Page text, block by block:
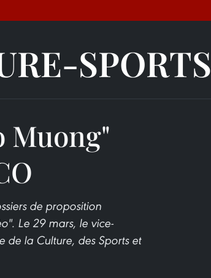
SPORTS
Muong"
de proposition
Le 29 mars, le vice-
de la Culture, des Sports et